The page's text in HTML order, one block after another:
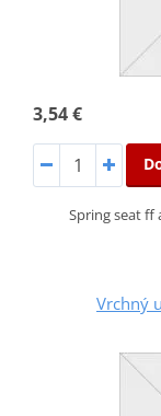
3,54 €
Spring seat ff
Vrchný